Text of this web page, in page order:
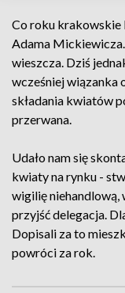
Co roku krakowskie
Adama
wieszcza. Dziś
wcześniej wiązanka
składania kwiatów
przerwana.
Udało nam się
kwiaty na rynku -
wigilię niehandlową,
przyjść delegacja.
Dopisali za to
powróci za rok.